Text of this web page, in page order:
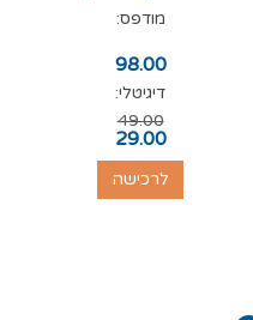
מודפס:
98.00
דיגיטלי:
49.00
29.00
לרכישה